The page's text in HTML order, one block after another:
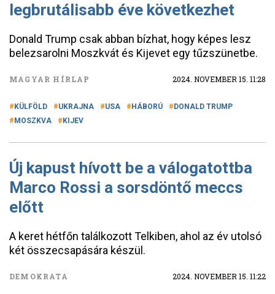
legbrutálisabb éve következhet
Donald Trump csak abban bízhat, hogy képes lesz
belezsarolni Moszkvát és Kijevet egy tűzszünetbe.
MAGYAR HÍRLAP 2024. NOVEMBER 15. 11:28
KÜLFÖLD UKRAJNA USA HÁBORÚ
DONALD TRUMP
MOSZKVA
KIJEV
Új kapust hívott be a válogatottba
Marco Rossi a sorsdöntő meccs
előtt
A keret hétfőn találkozott Telkiben, ahol az év utolsó
két összecsapására készül.
DEMOKRATA 2024. NOVEMBER 15. 11:22